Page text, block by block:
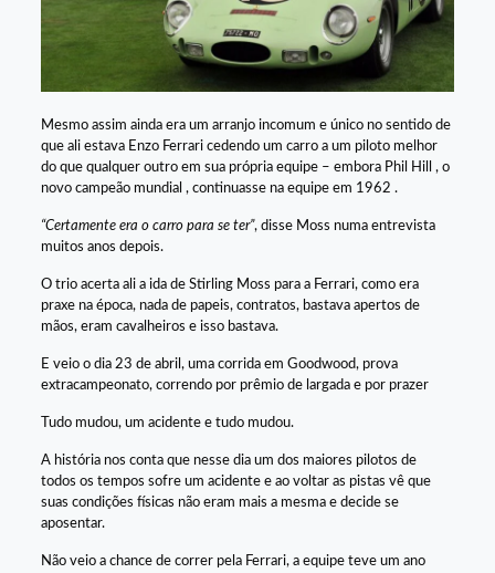
Mesmo assim ainda era um arranjo incomum e único no sentido de
que ali estava Enzo Ferrari cedendo um carro a um piloto melhor
do que qualquer outro em sua própria equipe – embora Phil Hill , o
novo campeão mundial , continuasse na equipe em 1962 .
“Certamente era o carro para se ter”, disse Moss numa entrevista
muitos anos depois.
O trio acerta ali a ida de Stirling Moss para a Ferrari, como era
praxe na época, nada de papeis, contratos, bastava apertos de
mãos, eram cavalheiros e isso bastava.
E veio o dia 23 de abril, uma corrida em Goodwood, prova
extracampeonato, correndo por prêmio de largada e por prazer
Tudo mudou, um acidente e tudo mudou.
A história nos conta que nesse dia um dos maiores pilotos de
todos os tempos sofre um acidente e ao voltar as pistas vê que
suas condições físicas não eram mais a mesma e decide se
aposentar.
Não veio a chance de correr pela Ferrari, a equipe teve um ano